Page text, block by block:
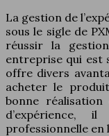
La gestion de
sous le sigle de
réussir la
entreprise qui est
offre divers
acheter le
bonne
professionnelle en